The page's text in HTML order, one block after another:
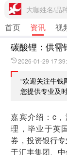
大咖姓名/品
首页 资讯 视
碳酸锂：供需
2026-01-29
“欢迎关注牛
您提供专业及
嘉宾介绍：c
理，毕业于英
券，投资银行
于汇丰集团、